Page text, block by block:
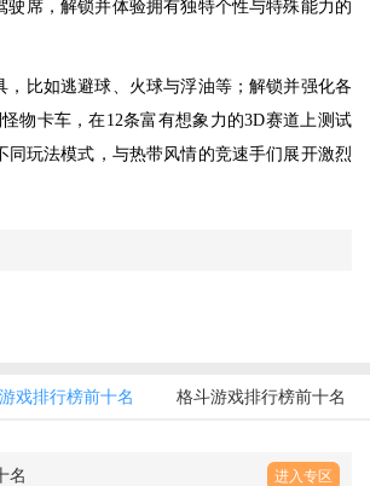
驶席，解锁并体验拥有独特个性与特殊能力的
，比如逃避球、火球与浮油等；解锁并强化各
物卡车，在12条富有想象力的3D赛道上测试
同玩法模式，与热带风情的竞速手们展开激烈
戏排行榜前十名 格斗游戏排行榜前十名
名 进入专区